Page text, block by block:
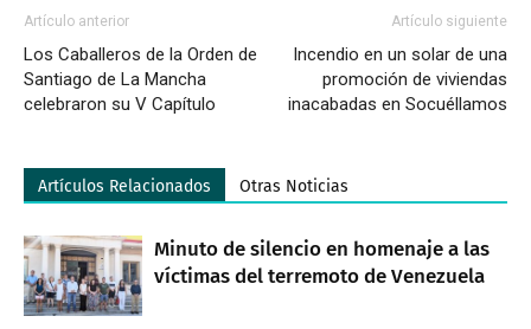
Artículo anterior
Los Caballeros de la Orden de
Santiago de La Mancha
celebraron su V Capítulo
Artículo siguiente
Incendio en un solar de una
promoción de viviendas
inacabadas en Socuéllamos
Artículos Relacionados Otras Noticias
Minuto de silencio en homenaje a las
víctimas del terremoto de Venezuela